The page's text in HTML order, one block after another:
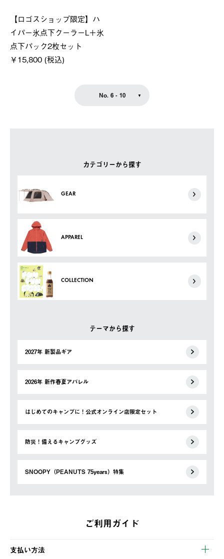
カテゴリーから探す
GEAR
APPAREL
COLLECTION
テーマから探す
2027年 新製品ギア
2026年 新作春夏アパレル
はじめてのキャンプに！公式オンライン店限定セット
防災！備えるキャンプグッズ
SNOOPY（PEANUTS 75years）特集
【ロゴスショップ限定】ハ
イパー氷点下クーラーL＋氷
点下パック2枚セット
￥15,800 (税込)
No. 6 - 10
ご利用ガイド
支払い方法